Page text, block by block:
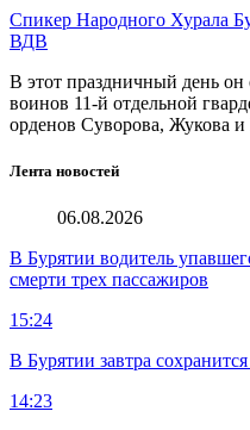
Спикер Народного Хурала
ВДВ
В этот праздничный день он
воинов 11-й отдельной
орденов Суворова, Жукова и
Лента новостей
06.08.2026
В Бурятии водитель
смерти трех пассажиров
15:24
В Бурятии завтра
14:23